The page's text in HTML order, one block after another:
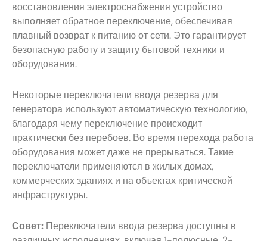
восстановления электроснабжения устройство
выполняет обратное переключение, обеспечивая
плавный возврат к питанию от сети. Это гарантирует
безопасную работу и защиту бытовой техники и
оборудования.
Некоторые переключатели ввода резерва для
генератора используют автоматическую технологию,
благодаря чему переключение происходит
практически без перебоев. Во время перехода работа
оборудования может даже не прерываться. Такие
переключатели применяются в жилых домах,
коммерческих зданиях и на объектах критической
инфраструктуры.
Совет: Переключатели ввода резерва доступны в